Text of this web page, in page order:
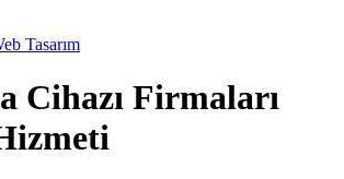
Tasarım
Cihazı Firmaları